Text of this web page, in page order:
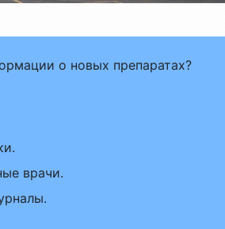
о новых препаратах?
врачи.